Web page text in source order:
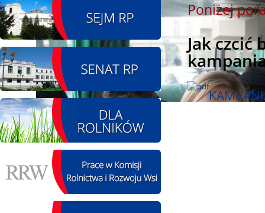
SIERPIEŃ
08
08.08.2026 r. - Piknik
integracyjny. Krępa
60 u Sołtysa
SIERPIEŃ
09
09.08.2026 r. -
Jubileusz OSP. Żerniki
czytaj więcej
Poniżej
Jak czcić